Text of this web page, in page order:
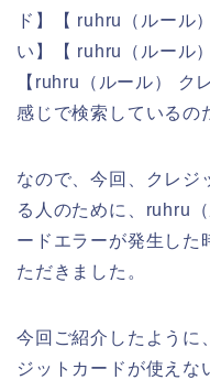
ド】【 ruhru（ルー
い】【 ruhru（ルール
【ruhru（ルール）
感じで検索しているの
なので、今回、クレジ
る人のために、ruhru
ードエラーが発生した
ただきました。
今回ご紹介したように
ジットカードが使えな